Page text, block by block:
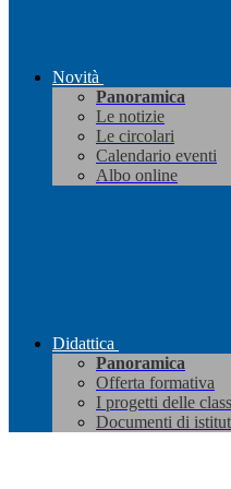
Novità
Panoramica
Le notizie
Le circolari
Calendario eventi
Albo online
Didattica
Panoramica
Offerta formativa
I progetti delle
Documenti di